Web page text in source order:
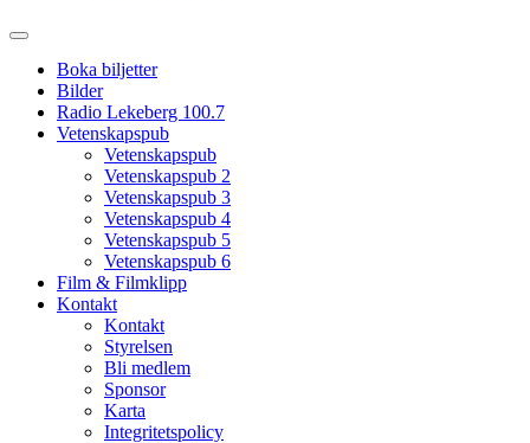
Boka biljetter
Bilder
Radio Lekeberg 100.7
Vetenskapspub
Vetenskapspub
Vetenskapspub 2
Vetenskapspub 3
Vetenskapspub 4
Vetenskapspub 5
Vetenskapspub 6
Film & Filmklipp
Kontakt
Kontakt
Styrelsen
Bli medlem
Sponsor
Karta
Integritetspolicy